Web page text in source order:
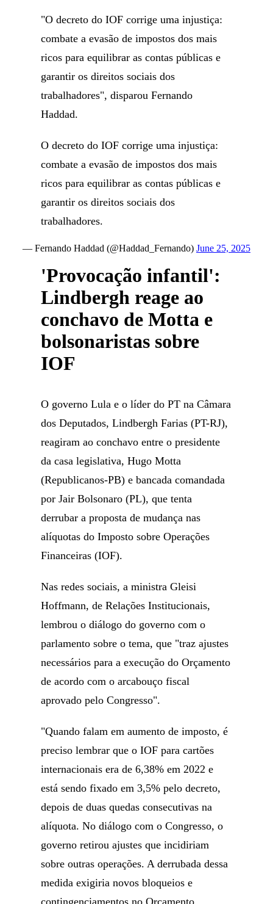
"O decreto do IOF corrige uma injustiça:
combate a evasão de impostos dos mais
ricos para equilibrar as contas públicas e
garantir os direitos sociais dos
trabalhadores", disparou Fernando
Haddad.
O decreto do IOF corrige uma injustiça:
combate a evasão de impostos dos mais
ricos para equilibrar as contas públicas e
garantir os direitos sociais dos
trabalhadores.
— Fernando Haddad (@Haddad_Fernando) June 25, 2025
'Provocação infantil':
Lindbergh reage ao
conchavo de Motta e
bolsonaristas sobre
IOF
O governo Lula e o líder do PT na Câmara
dos Deputados, Lindbergh Farias (PT-RJ),
reagiram ao conchavo entre o presidente
da casa legislativa, Hugo Motta
(Republicanos-PB) e bancada comandada
por Jair Bolsonaro (PL), que tenta
derrubar a proposta de mudança nas
alíquotas do Imposto sobre Operações
Financeiras (IOF).
Nas redes sociais, a ministra Gleisi
Hoffmann, de Relações Institucionais,
lembrou o diálogo do governo com o
parlamento sobre o tema, que "traz ajustes
necessários para a execução do Orçamento
de acordo com o arcabouço fiscal
aprovado pelo Congresso".
"Quando falam em aumento de imposto, é
preciso lembrar que o IOF para cartões
internacionais era de 6,38% em 2022 e
está sendo fixado em 3,5% pelo decreto,
depois de duas quedas consecutivas na
alíquota. No diálogo com o Congresso, o
governo retirou ajustes que incidiriam
sobre outras operações. A derrubada dessa
medida exigiria novos bloqueios e
contingenciamentos no Orçamento,